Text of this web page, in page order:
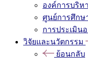
องค์การบริห
ศูนย์การศึกษ
การประเมิน
วิจัยและนวัตกรรม
ย้อนกลับ